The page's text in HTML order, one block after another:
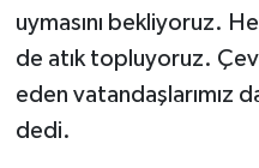
uymasını bekliyoruz.
de atık topluyoruz.
eden vatandaşlarımız
dedi.